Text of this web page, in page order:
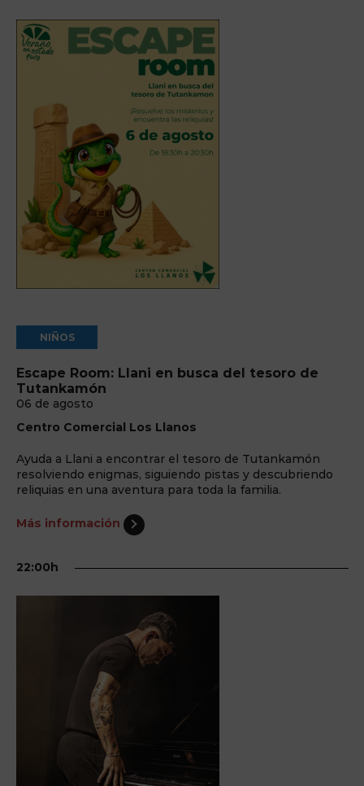
NIÑOS
Escape Room: Llani en busca del tesoro de
Tutankamón
06 de agosto
Centro Comercial Los Llanos
Ayuda a Llani a encontrar el tesoro de Tutankamón
resolviendo enigmas, siguiendo pistas y descubriendo
reliquias en una aventura para toda la familia.
Más información
22:00h